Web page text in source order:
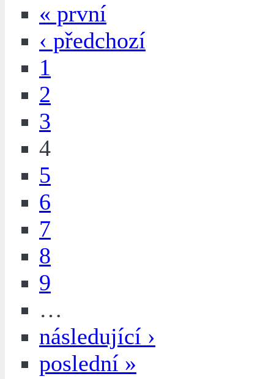
« první
‹ předchozí
1
2
3
4
5
6
7
8
9
…
následující ›
poslední »